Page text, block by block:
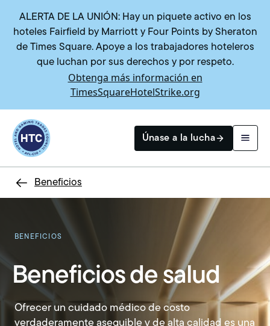
ALERTA DE LA UNIÓN: Hay un piquete activo en los
hoteles Fairfield by Marriott y Four Points by Sheraton
de Times Square. Apoye a los trabajadores hoteleros
que luchan por sus derechos y por respeto.
Obtenga más información en
TimesSquareHotelStrike.org
Return to homepage
Únase a la lucha
Beneficios
BENEFICIOS
Beneficios de salud
Ofrecer un cuidado médico de costo
verdaderamente asequible y de alta calidad es una